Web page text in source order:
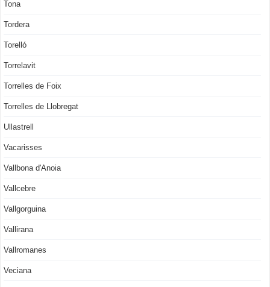
Tona
Tordera
Torelló
Torrelavit
Torrelles de Foix
Torrelles de Llobregat
Ullastrell
Vacarisses
Vallbona d'Anoia
Vallcebre
Vallgorguina
Vallirana
Vallromanes
Veciana